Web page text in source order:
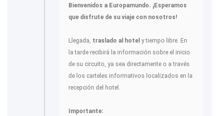
Bienvenidos a Europamundo. ¡Esperamos
que disfrute de su viaje con nosotros!
Llegada, traslado al hotel y tiempo libre. En
la tarde recibirá la información sobre el inicio
de su circuito, ya sea directamente o a través
de los carteles informativos localizados en la
recepción del hotel.
Importante: